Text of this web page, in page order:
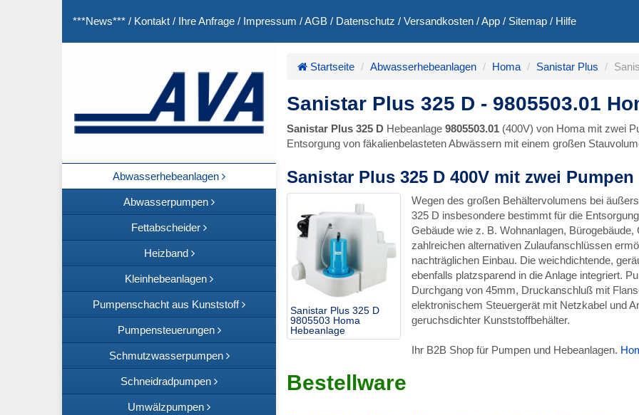
***News*** / Kontakt / Ihre Anfrage / Impressum /AGB / Datenschutz / Versandkosten /App / Sitemap / Hilfe
Abwasserhebeanlagen
Abwasserpumpen
Fettabscheider
Heizband
Kleinhebeanlagen
Pumpenschacht aus Kunststoff
Pumpensteuerungen
Schmutzwasserpumpen
Schneidradpumpen
Umwälzpumpen
Startseite Abwasserhebeanlagen Homa Sanistar Plus
Sanistar Plus 325 D - 9805503.01
Sanistar Plus 325 D Hebeanlage 9805503.01 (400V) von Homa mit zwei
Entsorgung von fäkalienbelasteten Abwässern mit einem großen
Sanistar Plus 325 D 400V mit zwei Pumpen
Sanistar Plus 325 D
9805503 Homa
Hebeanlage
Wegen des großen Behältervolumens bei
325 D insbesondere bestimmt für die
Gebäude wie z. B. Wohnanlagen,
zahlreichen alternativen Zulaufanschlüssen
nachträglichen Einbau. Die weichdichtende,
ebenfalls platzsparend in die Anlage integriert.
Durchgang von 45mm, Druckanschluß mit
elektronischem Steuergerät mit Netzkabel und
geruchsdichter Kunststoffbehälter.
Ihr B2B Shop für Pumpen und Hebeanlagen.
Bestellware